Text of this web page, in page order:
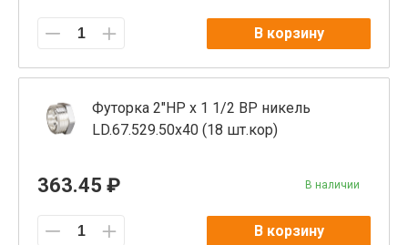
В корзину
Футорка 2"НР х 1 1/2 ВР никель
LD.67.529.50х40 (18 шт.кор)
363.45 ₽ В наличии
В корзину